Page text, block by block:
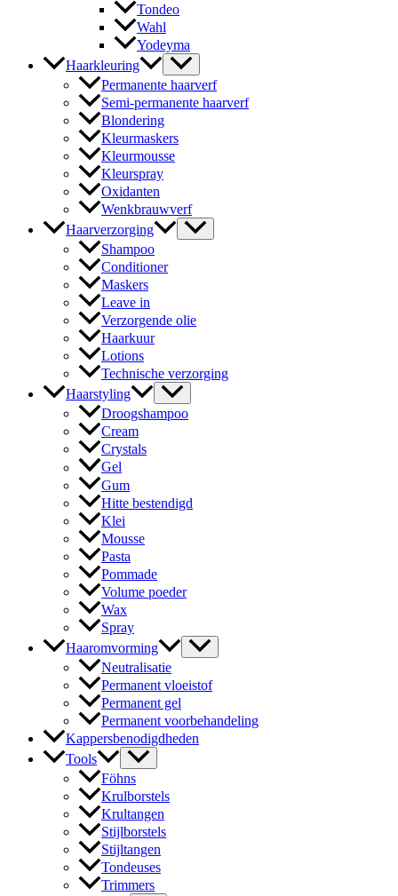
Tondeo
Wahl
Yodeyma
Haarkleuring
Permanente haarverf
Semi-permanente haarverf
Blondering
Kleurmaskers
Kleurmousse
Kleurspray
Oxidanten
Wenkbrauwverf
Haarverzorging
Shampoo
Conditioner
Maskers
Leave in
Verzorgende olie
Haarkuur
Lotions
Technische verzorging
Haarstyling
Droogshampoo
Cream
Crystals
Gel
Gum
Hitte bestendigd
Klei
Mousse
Pasta
Pommade
Volume poeder
Wax
Spray
Haaromvorming
Neutralisatie
Permanent vloeistof
Permanent gel
Permanent voorbehandeling
Kappersbenodigdheden
Tools
Föhns
Krulborstels
Krultangen
Stijlborstels
Stijltangen
Tondeuses
Trimmers